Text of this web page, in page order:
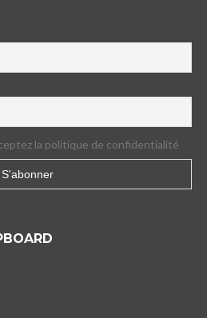
la politique de confidentialité